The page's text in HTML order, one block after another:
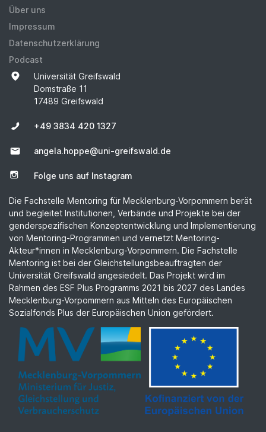
Über uns
Impressum
Datenschutzerklärung
Podcast
Universität Greifswald
Domstraße 11
17489 Greifswald
+49 3834 420 1327
angela.hoppe@uni-greifswald.de
Folge uns auf Instagram
Die Fachstelle Mentoring für Mecklenburg-Vorpommern berät
und begleitet Institutionen, Verbände und Projekte bei der
genderspezifischen Konzeptentwicklung und Implementierung
von Mentoring-Programmen und vernetzt Mentoring-
Akteur*innen in Mecklenburg-Vorpommern. Die Fachstelle
Mentoring ist bei der Gleichstellungsbeauftragten der
Universität Greifswald angesiedelt. Das Projekt wird im
Rahmen des ESF Plus Programms 2021 bis 2027 des Landes
Mecklenburg-Vorpommern aus Mitteln des Europäischen
Sozialfonds Plus der Europäischen Union gefördert.